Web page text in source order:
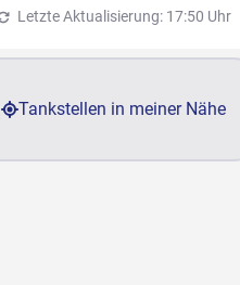
Letzte Aktualisierung: 17:50 Uhr
Tankstellen in meiner Nähe